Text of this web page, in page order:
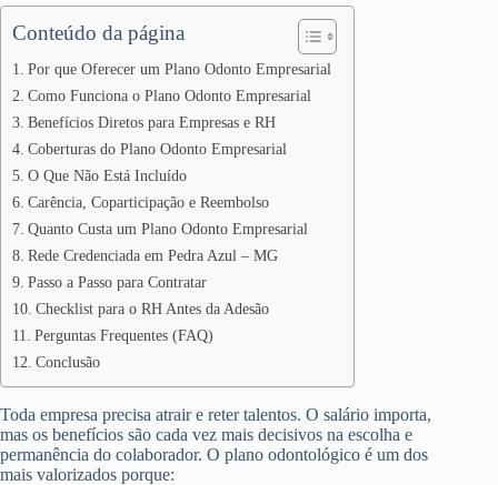
Conteúdo da página
Por que Oferecer um Plano Odonto Empresarial
Como Funciona o Plano Odonto Empresarial
Benefícios Diretos para Empresas e RH
Coberturas do Plano Odonto Empresarial
O Que Não Está Incluído
Carência, Coparticipação e Reembolso
Quanto Custa um Plano Odonto Empresarial
Rede Credenciada em Pedra Azul – MG
Passo a Passo para Contratar
Checklist para o RH Antes da Adesão
Perguntas Frequentes (FAQ)
Conclusão
Toda empresa precisa atrair e reter talentos. O salário importa,
mas os benefícios são cada vez mais decisivos na escolha e
permanência do colaborador. O plano odontológico é um dos
mais valorizados porque: